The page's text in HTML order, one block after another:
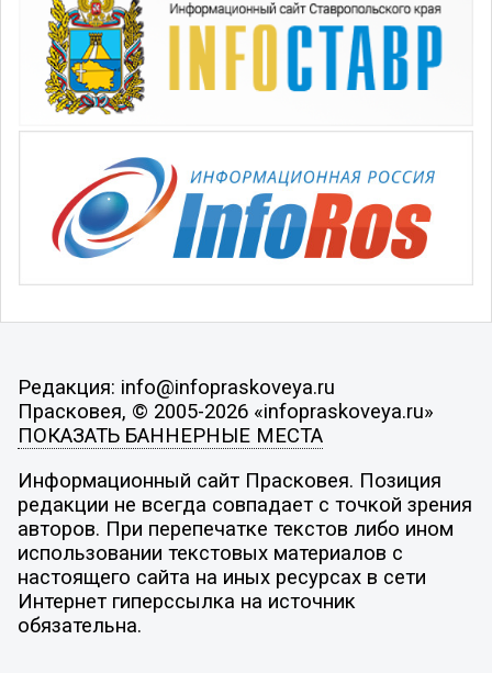
Редакция: info@infopraskoveya.ru
Прасковея, © 2005-2026 «infopraskoveya.ru»
ПОКАЗАТЬ БАННЕРНЫЕ МЕСТА
Информационный сайт Прасковея. Позиция
редакции не всегда совпадает с точкой зрения
авторов. При перепечатке текстов либо ином
использовании текстовых материалов с
настоящего сайта на иных ресурсах в сети
Интернет гиперссылка на источник
обязательна.